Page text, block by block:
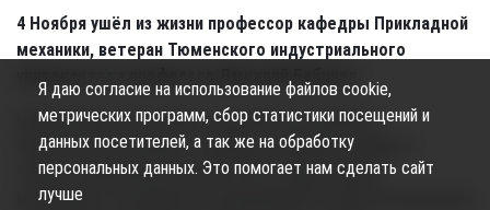
4 Ноября ушёл из жизни профессор кафедры Прикладной
механики, ветеран Тюменского индустриального
университета профессор Дмитрий Бабичев.
Бабичев имел 58-летний стаж работы в научной и
педагогической области. Профессор являлся одним из
главных теоретиков России и СНГ в сфере науки о
механизмах. Он разработал принципиально новую методологию
Я даю согласие на использование файлов cookie,
метрических программ, сбор статистики посещений и
данных посетителей, а так же на обработку
персональных данных. Это помогает нам сделать сайт
лучше